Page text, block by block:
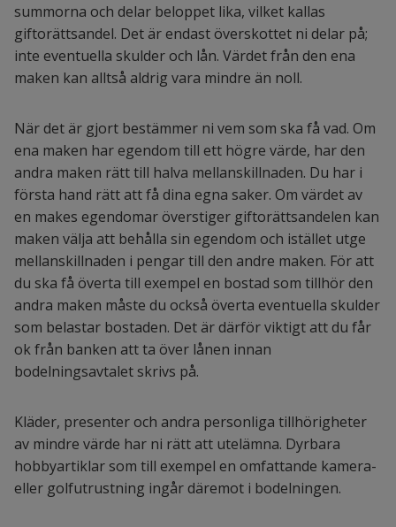
summorna och delar beloppet lika, vilket kallas
giftorättsandel. Det är endast överskottet ni delar på;
inte eventuella skulder och lån. Värdet från den ena
maken kan alltså aldrig vara mindre än noll.
När det är gjort bestämmer ni vem som ska få vad. Om
ena maken har egendom till ett högre värde, har den
andra maken rätt till halva mellanskillnaden. Du har i
första hand rätt att få dina egna saker. Om värdet av
en makes egendomar överstiger giftorättsandelen kan
maken välja att behålla sin egendom och istället utge
mellanskillnaden i pengar till den andre maken. För att
du ska få överta till exempel en bostad som tillhör den
andra maken måste du också överta eventuella skulder
som belastar bostaden. Det är därför viktigt att du får
ok från banken att ta över lånen innan
bodelningsavtalet skrivs på.
Kläder, presenter och andra personliga tillhörigheter
av mindre värde har ni rätt att utelämna. Dyrbara
hobbyartiklar som till exempel en omfattande kamera-
eller golfutrustning ingår däremot i bodelningen.